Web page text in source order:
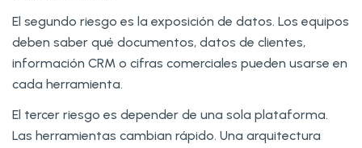
El segundo riesgo es la exposición de datos. Los equipos
deben saber qué documentos, datos de clientes,
información CRM o cifras comerciales pueden usarse en
cada herramienta.
El tercer riesgo es depender de una sola plataforma.
Las herramientas cambian rápido. Una arquitectura